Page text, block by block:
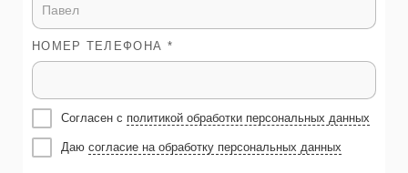
НОМЕР ТЕЛЕФОНА *
Согласен с политикой обработки персональных данных
Даю согласие на обработку персональных данных